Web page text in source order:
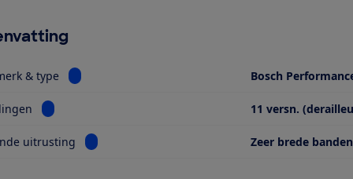
& type Bekijk informatie voor Motor, merk & type
Bosch
Bekijk informatie voor Versnellingen 11 versn.
uitrusting Bekijk informatie voor Opvallende uitrusting
Zeer brede